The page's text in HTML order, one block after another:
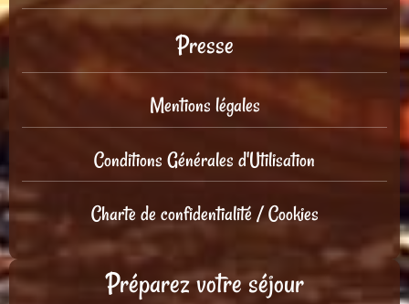
Presse
Mentions légales
Conditions Générales d'Utilisation
Charte de confidentialité / Cookies
Préparez votre séjour